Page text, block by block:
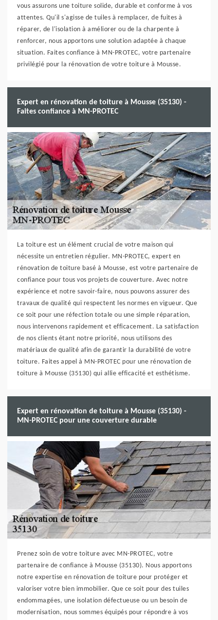
vous assurons une toiture solide, durable et conforme à vos
attentes. Qu'il s'agisse de tuiles à remplacer, de fuites à
réparer, de l'isolation à améliorer ou de la charpente à
renforcer, nous apportons une solution adaptée à chaque
situation. Faites confiance à MN-PROTEC, votre partenaire
privilégié pour la rénovation de votre toiture à Mousse.
Expert en rénovation de toiture à Mousse (35130) -
Faites confiance à MN-PROTEC
La toiture est un élément crucial de votre maison qui
nécessite un entretien régulier. MN-PROTEC, expert en
rénovation de toiture basé à Mousse, est votre partenaire de
confiance pour tous vos projets de couverture. Avec notre
expérience et notre savoir-faire, nous pouvons assurer des
travaux de qualité qui respectent les normes en vigueur. Que
ce soit pour une réfection totale ou une simple réparation,
nous intervenons rapidement et efficacement. La satisfaction
de nos clients étant notre priorité, nous utilisons des
matériaux de qualité afin de garantir la durabilité de votre
toiture. Faites appel à MN-PROTEC pour une rénovation de
toiture à Mousse (35130) qui allie efficacité et esthétisme.
Expert en rénovation de toiture à Mousse (35130) -
MN-PROTEC pour une couverture durable
Prenez soin de votre toiture avec MN-PROTEC, votre
partenaire de confiance à Mousse (35130). Nous apportons
notre expertise en rénovation de toiture pour protéger et
valoriser votre bien immobilier. Que ce soit pour des tuiles
endommagées, une isolation défectueuse ou un besoin de
modernisation, nous sommes équipés pour répondre à vos